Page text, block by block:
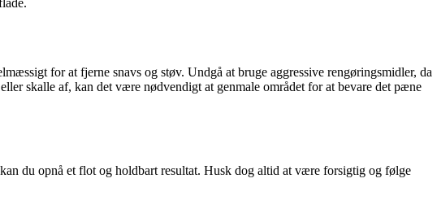
for at fjerne snavs og støv. Undgå at bruge aggressive rengøringsmidler, da
skalle af, kan det være nødvendigt at genmale området for at bevare det pæne
du opnå et flot og holdbart resultat. Husk dog altid at være forsigtig og følge